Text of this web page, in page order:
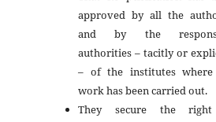
approved by all the
and by the
authorities – tacitly or
– of the institutes
work has been carried out.
They secure the